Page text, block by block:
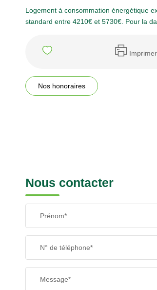
Logement à consommation énergétique
standard entre 4210€ et 5730€. Pour la
Imprimer
Nos honoraires
Nous contacter
Prénom*
N° de téléphone*
Message*